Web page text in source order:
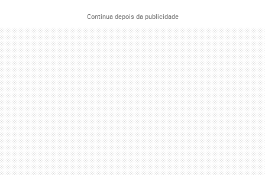
Continua depois da publicidade